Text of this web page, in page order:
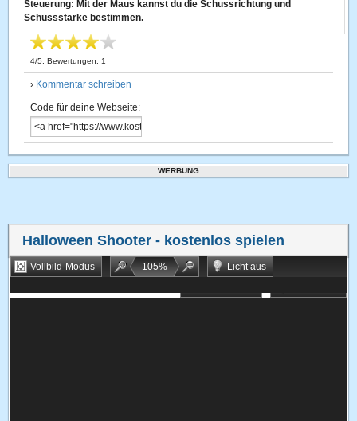
Steuerung: Mit der Maus kannst du die Schussrichtung und
Schussstärke bestimmen.
4/5 , Bewertungen: 1
› Kommentar schreiben
Code für deine Webseite:
WERBUNG
Halloween Shooter - kostenlos spielen
Vollbild-Modus 105%
Licht aus